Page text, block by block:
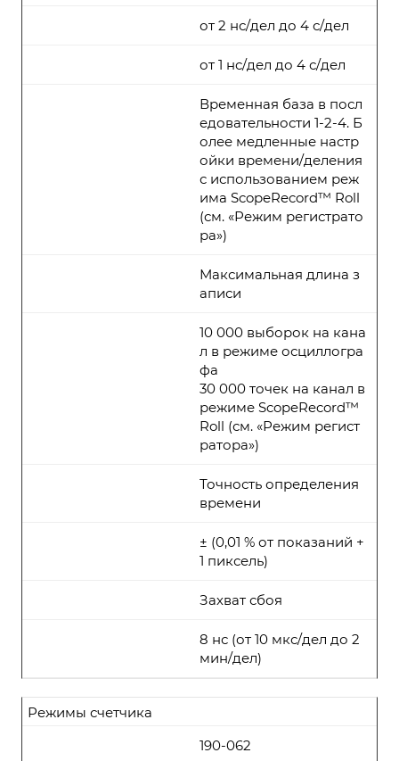
от 2 нс/дел до 4 с/дел
от 1 нс/дел до 4 с/дел
Временная база в посл
едовательности 1-2-4. Б
олее медленные настр
ойки времени/деления
с использованием реж
има ScopeRecord™ Roll
(см. «Режим регистрато
ра»)
Максимальная длина з
аписи
10 000 выборок на кана
л в режиме осциллогра
фа
30 000 точек на канал в
режиме ScopeRecord™
Roll (см. «Режим регист
ратора»)
Точность определения
времени
± (0,01 % от показаний +
1 пиксель)
Захват сбоя
8 нс (от 10 мкс/дел до 2
мин/дел)
Режимы счетчика
190-062